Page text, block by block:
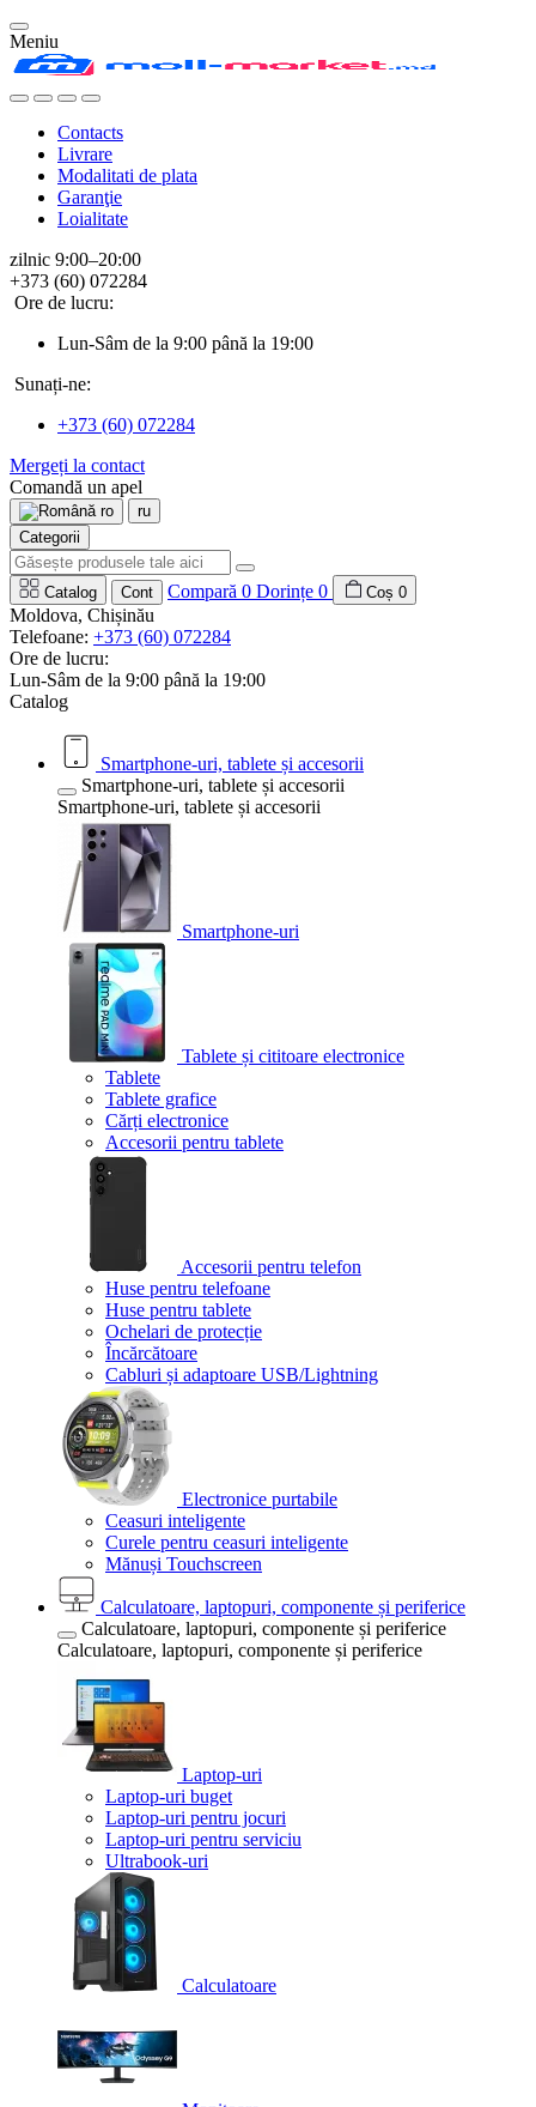
Meniu
Contacts
Livrare
Modalitati de plata
Garanţie
Loialitate
zilnic 9:00–20:00
+373 (60) 072284
Ore de lucru:
Lun-Sâm de la 9:00 până la 19:00
Sunați-ne:
+373 (60) 072284
Mergeți la contact
Comandă un apel
ro
ru
Categorii
Catalog Cont Compară 0 Dorințe 0 Coș 0
Moldova, Chișinău
Telefoane: +373 (60) 072284
Ore de lucru:
Lun-Sâm de la 9:00 până la 19:00
Catalog
Smartphone-uri, tablete și accesorii
Smartphone-uri, tablete și accesorii
Smartphone-uri, tablete și accesorii
Smartphone-uri
Tablete și cititoare electronice
Tablete
Tablete grafice
Cărți electronice
Accesorii pentru tablete
Accesorii pentru telefon
Huse pentru telefoane
Huse pentru tablete
Ochelari de protecție
Încărcătoare
Cabluri și adaptoare USB/Lightning
Electronice purtabile
Ceasuri inteligente
Curele pentru ceasuri inteligente
Mănuși Touchscreen
Calculatoare, laptopuri, componente și periferice
Calculatoare, laptopuri, componente și periferice
Calculatoare, laptopuri, componente și periferice
Laptop-uri
Laptop-uri buget
Laptop-uri pentru jocuri
Laptop-uri pentru serviciu
Ultrabook-uri
Calculatoare